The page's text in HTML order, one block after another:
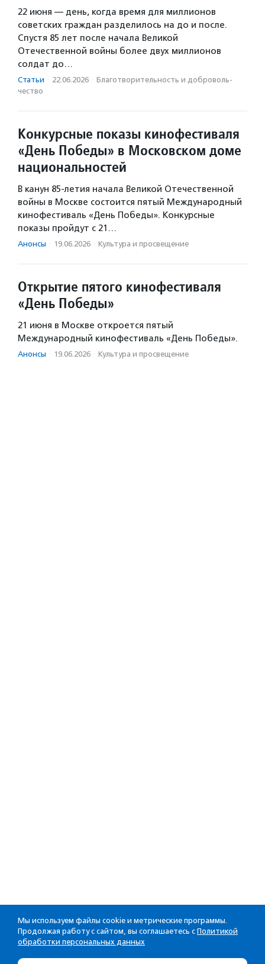
22 июня — день, когда время для миллионов
советских граждан разделилось на до и после.
Спустя 85 лет после начала Великой
Отечественной войны более двух миллионов
солдат до…
Статьи · 22.06.2026 · Благотвори­тель­ность и доброволь­
чест­во
Конкурсные показы кинофестиваля
«День Победы» в Московском доме
национальностей
В канун 85-летия начала Великой Отечественной
войны в Москве состоится пятый Международный
кинофестиваль «День Победы». Конкурсные
показы пройдут с 21…
Анонсы · 19.06.2026 · Культура и просвещение
Открытие пятого кинофестиваля
«День Победы»
21 июня в Москве откроется пятый
Международный кинофестиваль «День Победы».
Анонсы · 19.06.2026 · Культура и просвещение
Мы используем файлы cookie и метрические программы.
Продолжая работу с сайтом, вы соглашаетесь с Политикой
обработки персональных данных